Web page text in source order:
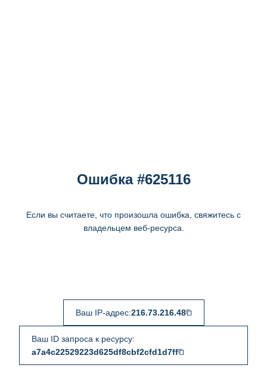
Ошибка #625116
Если вы считаете, что произошла ошибка, свяжитесь с
владельцем веб-ресурса.
Ваш IP-адрес:216.73.216.48
Ваш ID запроса к ресурсу:
a7a4c22529223d625df8cbf2cfd1d7ff